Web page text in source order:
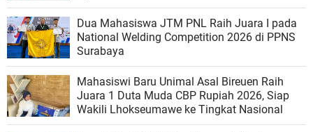
Dua Mahasiswa JTM PNL Raih Juara I pada
National Welding Competition 2026 di PPNS
Surabaya
Mahasiswi Baru Unimal Asal Bireuen Raih
Juara 1 Duta Muda CBP Rupiah 2026, Siap
Wakili Lhokseumawe ke Tingkat Nasional